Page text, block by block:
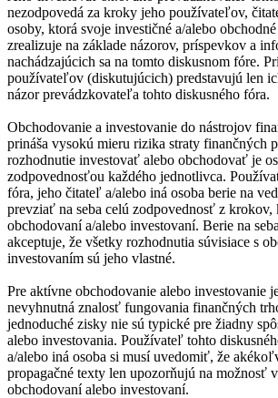
nezodpovedá za kroky jeho používateľov,
osoby, ktorá svoje investičné a/alebo
zrealizuje na základe názorov, príspevkov a
nachádzajúcich sa na tomto diskusnom fóre.
používateľov (diskutujúcich) predstavujú len
názor prevádzkovateľa tohto diskusného fóra.
Obchodovanie a investovanie do nástrojov
prináša vysokú mieru rizika straty finančných
rozhodnutie investovať alebo obchodovať je
zodpovednosťou každého jednotlivca.
fóra, jeho čitateľ a/alebo iná osoba berie na
prevziať na seba celú zodpovednosť z krokov,
obchodovaní a/alebo investovaní. Berie na
akceptuje, že všetky rozhodnutia súvisiace s
investovaním sú jeho vlastné.
Pre aktívne obchodovanie alebo investovanie
nevyhnutná znalosť fungovania finančných
jednoduché zisky nie sú typické pre žiadny
alebo investovania. Používateľ tohto
a/alebo iná osoba si musí uvedomiť, že
propagačné texty len upozorňujú na možnosť
obchodovaní alebo investovaní.